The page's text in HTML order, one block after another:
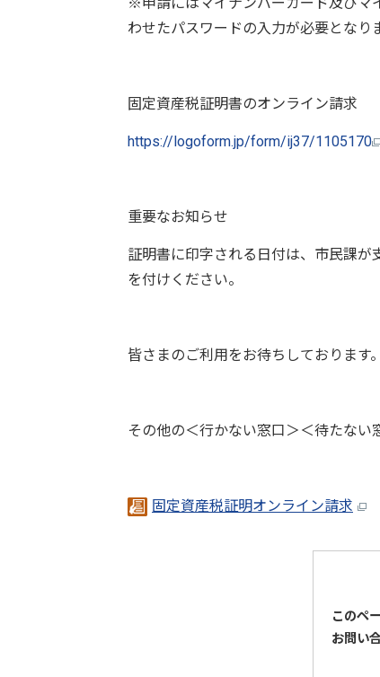
わせたパスワードの入力が必要となり
固定資産税証明書のオンライン請求
https://logoform.jp/form/ij37/1105170
重要なお知らせ
証明書に印字される日付は、市民課
を付けください。
皆さまのご利用をお待ちしております。
その他の＜行かない窓口＞＜待たない
固定資産税証明オンライン請求
このペ
お問い